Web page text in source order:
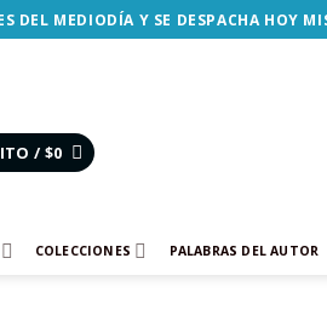
DEL MEDIODÍA Y SE DESPACHA HOY
/ $0
COLECCIONES PALABRAS DEL AUTOR